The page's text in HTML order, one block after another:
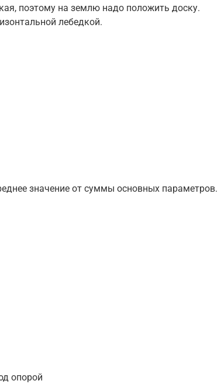
поэтому на землю надо положить доску.
лебедкой.
значение от суммы основных параметров.
опорой